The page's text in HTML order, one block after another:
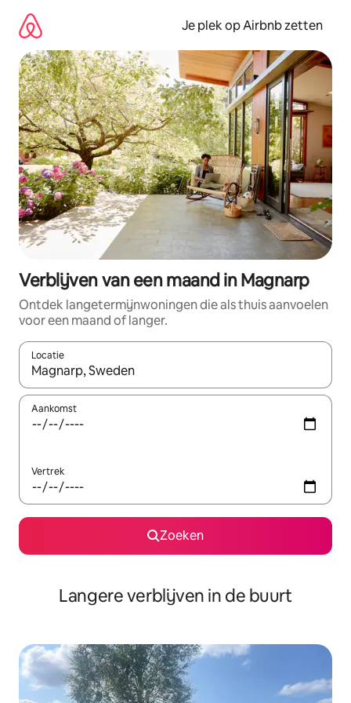
direct
naar
inhoud
Je plek op Airbnb zetten
Verblijven van een maand in Magnarp
Ontdek langetermijnwoningen die als thuis aanvoelen
voor een maand of langer.
Locatie
Wanneer er resultaten beschikbaar zijn, maak je een keuze
Aankomst
Vertrek
Zoeken
Langere verblijven in de buurt